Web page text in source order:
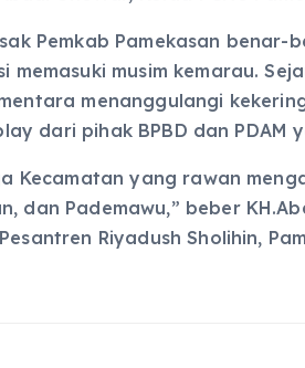
Pemkab Pamekasan benar-
memasuki musim kemarau.
menanggulangi
dari pihak BPBD dan PDAM
Kecamatan yang rawan
dan Pademawu,” beber
Riyadush Sholihin,